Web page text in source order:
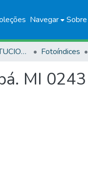
Navegar Sobre
PRODUÇÃO INSTITUCIONAL Fotoíndices
MI 0243